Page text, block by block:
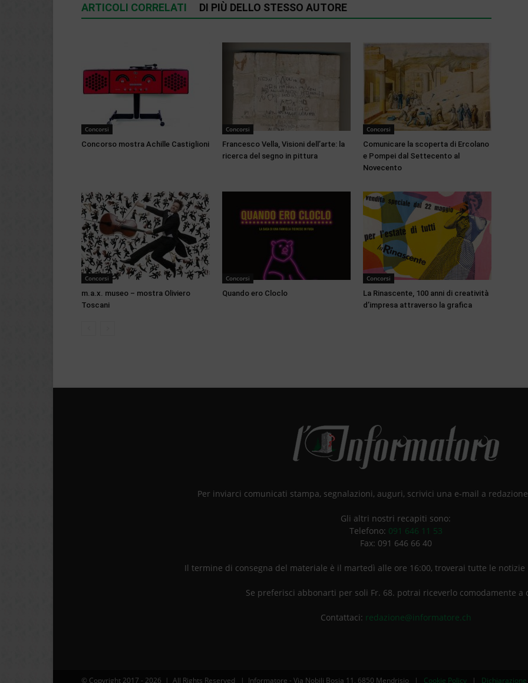
ARTICOLI CORRELATI DI PIÙ DELLO STESSO AUTORE
Concorsi
Concorso mostra Achille Castiglioni
Concorsi
Francesco Vella, Visioni dell’arte: la
ricerca del segno in pittura
Concorsi
Comunicare la scoperta di Ercolano
e Pompei dal Settecento al
Novecento
Concorsi
m.a.x. museo – mostra Oliviero
Toscani
Concorsi
Quando ero Cloclo
Concorsi
La Rinascente, 100 anni di creatività
d’impresa attraverso la grafica
Per inviarci comunicati stampa, segnalazioni, auguri, scrivici una e-mail a
Gli altri nostri recapiti sono:
Telefono: 091 646 11 53
Fax: 091 646 66 40
Il termine di consegna del materiale è il martedì alle ore 16:00, troverai tutte le
Se preferisci abbonarti per soli Fr. 68. potrai riceverlo comodamente a
Contattaci: redazione@informatore.ch
© Copyright 2017 - 2026 | All Rights Reserved | Informatore - Via Nobili Bosia 11, 6850 Mendrisio | Cookie Policy |